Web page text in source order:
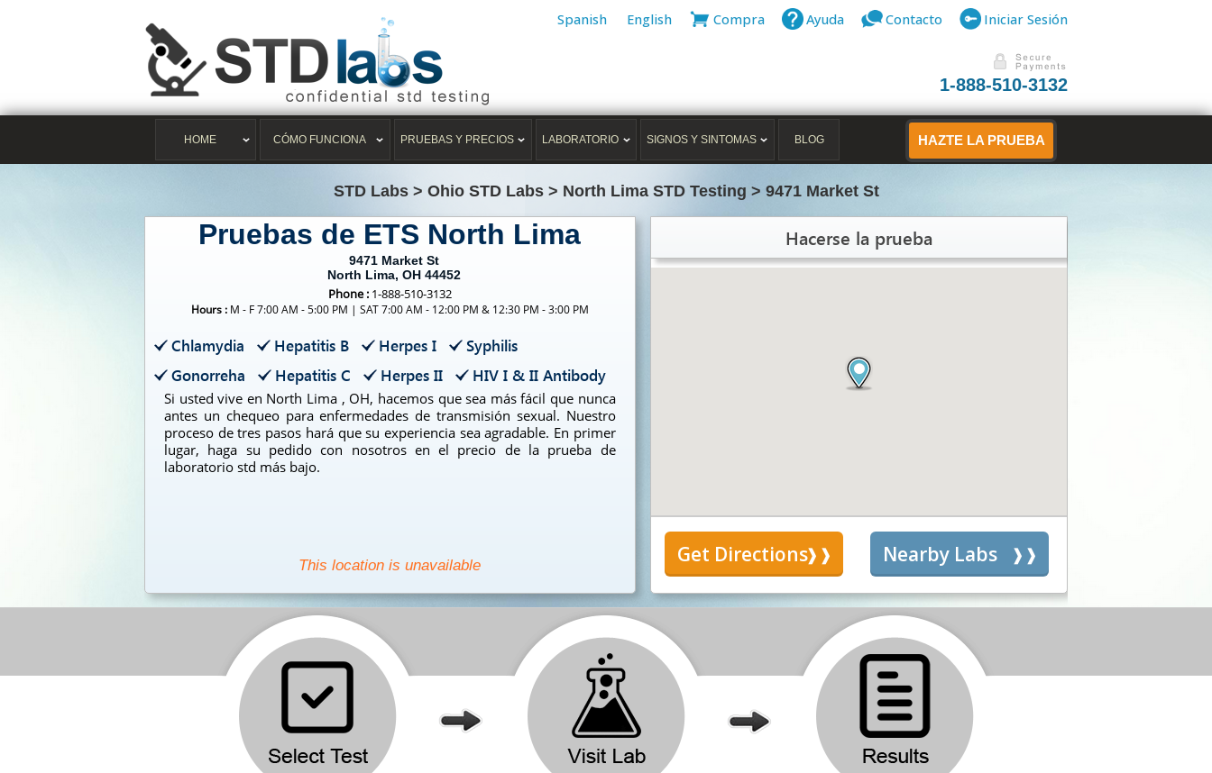
Spanish English Compra Ayuda Contacto Iniciar Sesión
1-888-510-3132
HOME CÓMO FUNCIONA PRUEBAS Y PRECIOS LABORATORIO SIGNOS Y SINTOMAS BLOG HAZTE LA PRUEBA
STD Labs > Ohio STD Labs > North Lima STD Testing > 9471 Market St
Pruebas de ETS North Lima
9471 Market St
North Lima, OH 44452
Phone : 1-888-510-3132
Hours :M - F 7:00 AM - 5:00 PM | SAT 7:00 AM - 12:00 PM & 12:30 PM - 3:00 PM
Chlamydia Hepatitis B Herpes I
Syphilis
Gonorreha
Hepatitis C Herpes II HIV I & II Antibody
Si usted vive en North Lima , OH, hacemos que sea más fácil que nunca
antes un chequeo para enfermedades de transmisión sexual. Nuestro
proceso de tres pasos hará que su experiencia sea agradable. En primer
lugar, haga su pedido con nosotros en el precio de la prueba de
laboratorio std más bajo.
This location is unavailable
Hacerse la prueba
Get Directions Nearby Labs